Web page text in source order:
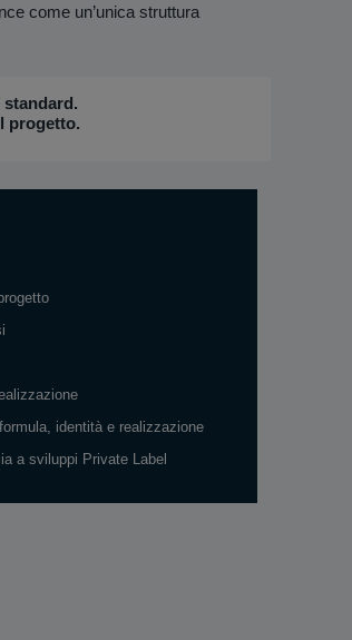
come un’unica struttura
progetto.
identità e realizzazione
a sviluppi Private Label